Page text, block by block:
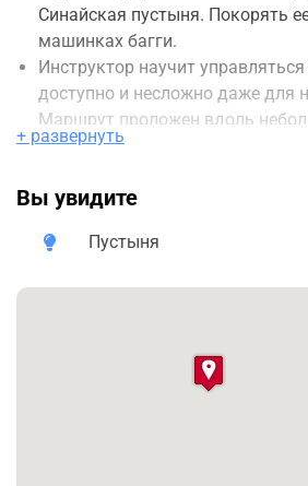
Синайская пустыня. Покорять
машинках багги.
Инструктор научит
доступно и несложно даже для
Маршрут проложен вдоль
гор.
После 1-час приключения вы
чаем в бедуинской деревне.
+ развернуть
Вы увидите
Пустыня